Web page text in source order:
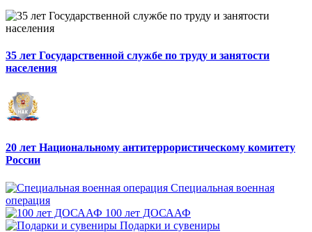
35 лет Государственной службе по труду и занятости
населения
20 лет Национальному антитеррористическому комитету
России
Специальная военная
операция
100 лет ДОСААФ
Подарки и сувениры